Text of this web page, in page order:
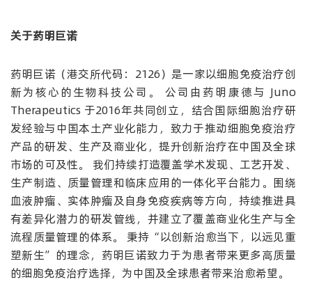
关于药明巨诺
药明巨诺（港交所代码：2126）是一家以细胞免疫治疗创
新为核心的生物科技公司。 公司由药明康德与 Juno
Therapeutics 于2016年共同创立，结合国际细胞治疗研
发经验与中国本土产业化能力，致力于推动细胞免疫治疗
产品的研发、生产及商业化，提升创新治疗在中国及全球
市场的可及性。 我们持续打造覆盖学术发现、工艺开发、
生产制造、质量管理和临床应用的一体化平台能力。围绕
血液肿瘤、实体肿瘤及自身免疫疾病等方向，持续推进具
有差异化潜力的研发管线，并建立了覆盖商业化生产与全
流程质量管理的体系。 秉持“以创新治愈当下，以远见重
塑新生”的理念，药明巨诺致力于为患者带来更多高质量
的细胞免疫治疗选择，为中国及全球患者带来治愈希望。